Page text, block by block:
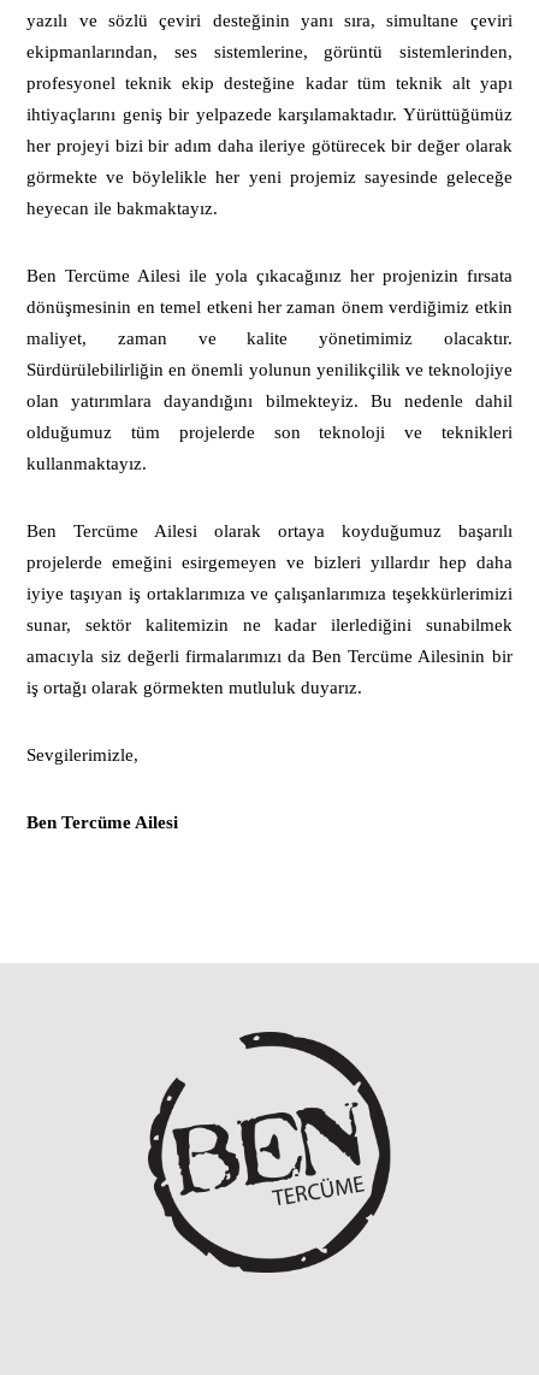
yazılı ve sözlü çeviri desteğinin yanı sıra, simultane çeviri
ekipmanlarından, ses sistemlerine, görüntü sistemlerinden,
profesyonel teknik ekip desteğine kadar tüm teknik alt yapı
ihtiyaçlarını geniş bir yelpazede karşılamaktadır. Yürüttüğümüz
her projeyi bizi bir adım daha ileriye götürecek bir değer olarak
görmekte ve böylelikle her yeni projemiz sayesinde geleceğe
heyecan ile bakmaktayız.
Ben Tercüme Ailesi ile yola çıkacağınız her projenizin fırsata
dönüşmesinin en temel etkeni her zaman önem verdiğimiz etkin
maliyet, zaman ve kalite yönetimimiz olacaktır.
Sürdürülebilirliğin en önemli yolunun yenilikçilik ve teknolojiye
olan yatırımlara dayandığını bilmekteyiz. Bu nedenle dahil
olduğumuz tüm projelerde son teknoloji ve teknikleri
kullanmaktayız.
Ben Tercüme Ailesi olarak ortaya koyduğumuz başarılı
projelerde emeğini esirgemeyen ve bizleri yıllardır hep daha
iyiye taşıyan iş ortaklarımıza ve çalışanlarımıza teşekkürlerimizi
sunar, sektör kalitemizin ne kadar ilerlediğini sunabilmek
amacıyla siz değerli firmalarımızı da Ben Tercüme Ailesinin bir
iş ortağı olarak görmekten mutluluk duyarız.
Sevgilerimizle,
Ben Tercüme Ailesi